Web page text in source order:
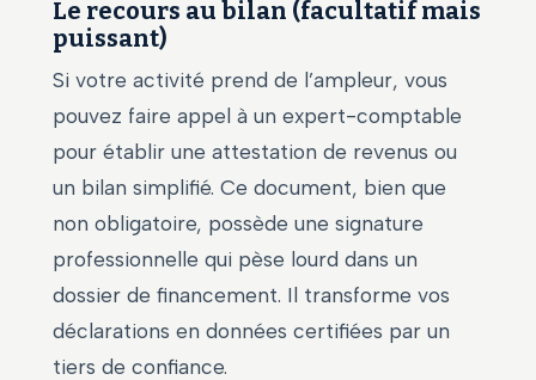
Le recours au bilan (facultatif mais
puissant)
Si votre activité prend de l’ampleur, vous
pouvez faire appel à un expert-comptable
pour établir une attestation de revenus ou
un bilan simplifié. Ce document, bien que
non obligatoire, possède une signature
professionnelle qui pèse lourd dans un
dossier de financement. Il transforme vos
déclarations en données certifiées par un
tiers de confiance.